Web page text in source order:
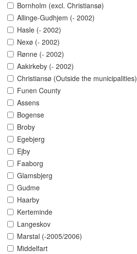
Bornholm (excl. Christiansø)
Allinge-Gudhjem (- 2002)
Hasle (- 2002)
Nexø (- 2002)
Rønne (- 2002)
Aakirkeby (- 2002)
Christiansø (Outside the municipalities)
Funen County
Assens
Bogense
Broby
Egebjerg
Ejby
Faaborg
Glamsbjerg
Gudme
Haarby
Kerteminde
Langeskov
Marstal (-2005/2006)
Middelfart